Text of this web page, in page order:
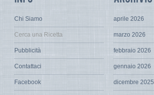
Chi Siamo
Cerca una Ricetta
Pubblicità
Contattaci
Facebook
aprile 2026
marzo 2026
febbraio 2026
gennaio 2026
dicembre 2025